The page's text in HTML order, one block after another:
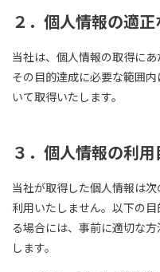
２． 個人情報の適正
当社は、個人情報の取得にあ
その目的達成に必要な範囲
いて取得いたします。
３． 個人情報の利用
当社が取得した個人情報は
利用いたしません。以下の
る場合には、事前に適切な
します。